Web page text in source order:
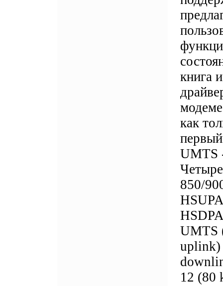
книга
как
UMTS
850/
UMTS
uplink)
12 (80